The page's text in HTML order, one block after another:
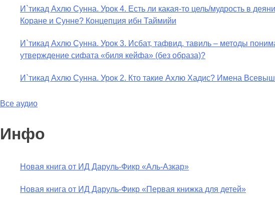
И`тикад Ахлю Сунна. Урок 4. Есть ли какая-то цель/мудрость в
Коране и Сунне? Концепция ибн Таймийи
И`тикад Ахлю Сунна. Урок 3. Исбат, тафвид, тавиль – методы
утверждение сифата «биля кейфа» (без образа)?
И`тикад Ахлю Сунна. Урок 2. Кто такие Ахлю Хадис? Имена
Все аудио
Инфо
Новая книга от ИД Даруль-Фикр «Аль-Азкар»
Новая книга от ИД Даруль-Фикр «Первая книжка для детей»